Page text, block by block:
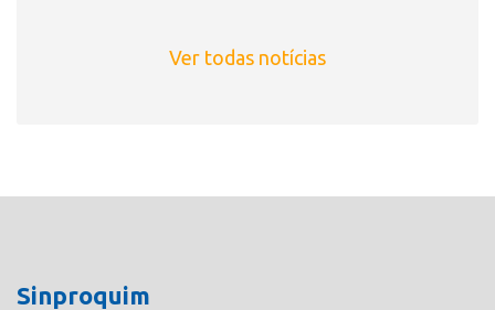
Ver todas notícias
Sinproquim